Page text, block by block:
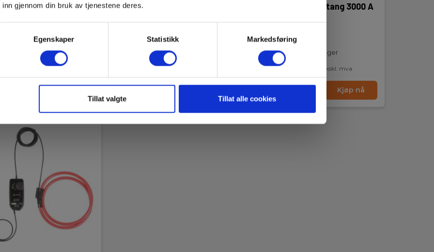
gjennom din bruk av tjenestene deres.
Egenskaper Statistikk Markedsføring
Tillat valgte Tillat alle cookies
strømtang 3000 A
på sentrallager
Ekskl. mva
strømtang 3x3000 A AC
EAN 3760171419236
Snart på sentrallager
14 220,00 NOK
Fleksibel strømtang 3000 A
EAN 3760171419168
Snart på sentrallager
5 870,00 NOK Ekskl. mva
Kjøp nå